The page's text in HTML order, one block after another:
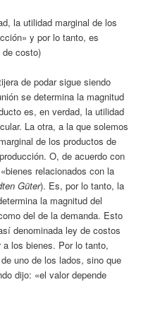
la utilidad marginal de los
y por lo tanto, es
costo)
de podar sigue siendo
se determina la magnitud
es, en verdad, la utilidad
La otra, a la que solemos
de los productos de
O, de acuerdo con
relacionados con la
Güter). Es, por lo tanto, la
la magnitud del
del de la demanda. Esto
denominada ley de costos
los bienes. Por lo tanto,
uno de los lados, sino que
dijo: «el valor depende